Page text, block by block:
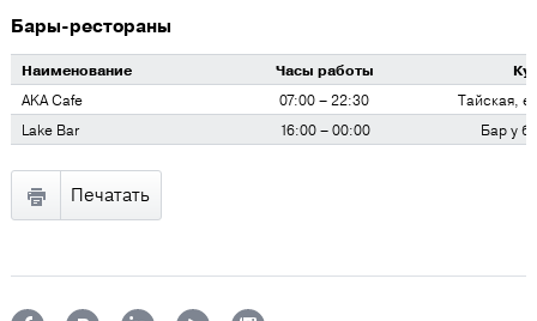
Бары-рестораны
Наименование Часы работы
AKA Cafe
07:00 – 22:30
Тайская,
Lake Bar
16:00 – 00:00 Бар у
Печатать